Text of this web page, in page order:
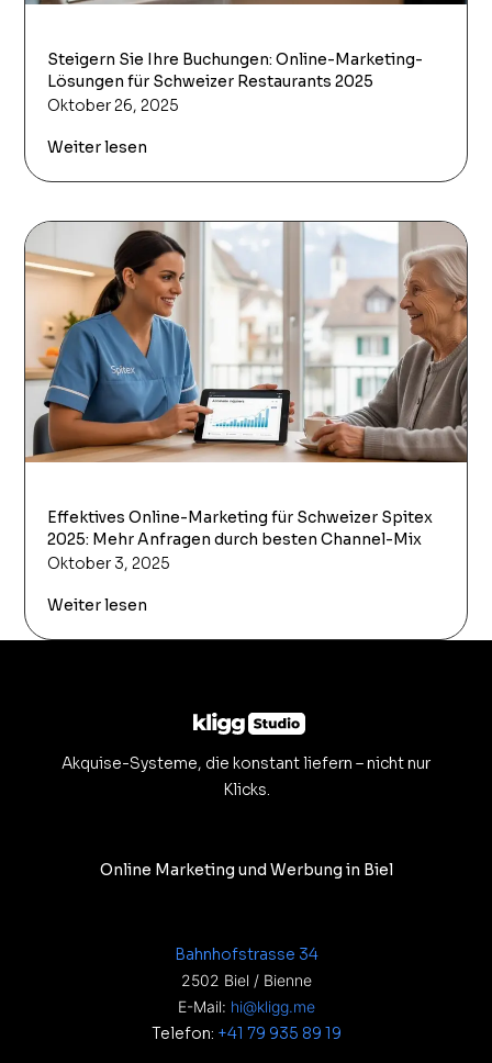
Steigern Sie Ihre Buchungen: Online-Marketing-
Lösungen für Schweizer Restaurants 2025
Oktober 26, 2025
Weiter lesen
Effektives Online-Marketing für Schweizer Spitex
2025: Mehr Anfragen durch besten Channel-Mix
Oktober 3, 2025
Weiter lesen
Akquise-Systeme, die konstant liefern – nicht nur
Klicks.
Online Marketing und Werbung in Biel
Bahnhofstrasse 34
2502 Biel / Bienne
E-Mail: hi@kligg.me
Telefon: +41 79 935 89 19